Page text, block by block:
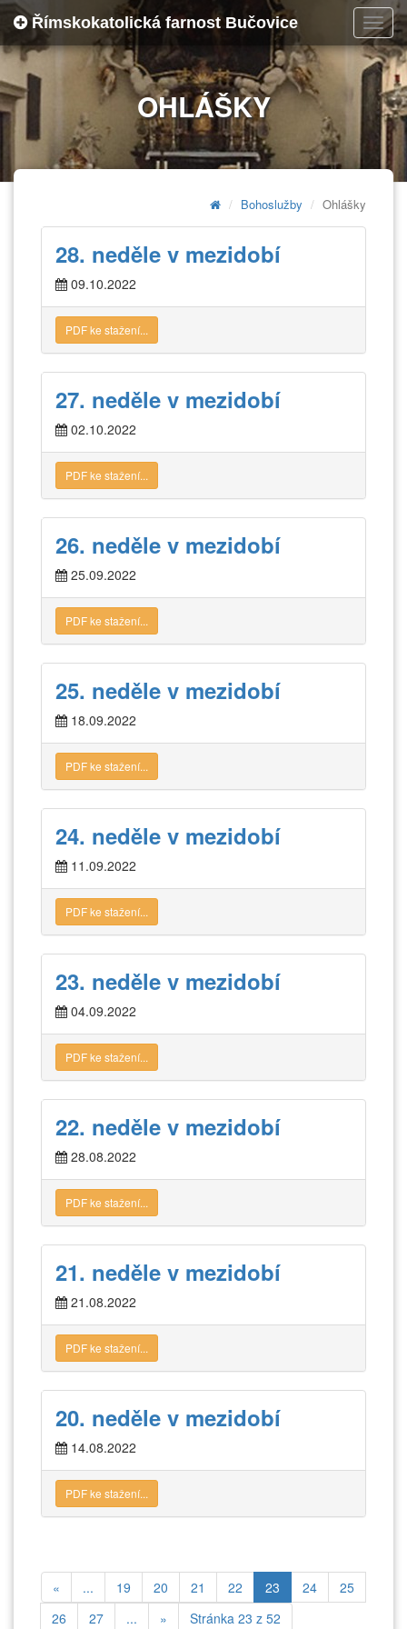
Římskokatolická farnost Bučovice
OHLÁŠKY
Bohoslužby Ohlášky
28. neděle v mezidobí
09.10.2022
PDF ke stažení...
27. neděle v mezidobí
02.10.2022
PDF ke stažení...
26. neděle v mezidobí
25.09.2022
PDF ke stažení...
25. neděle v mezidobí
18.09.2022
PDF ke stažení...
24. neděle v mezidobí
11.09.2022
PDF ke stažení...
23. neděle v mezidobí
04.09.2022
PDF ke stažení...
22. neděle v mezidobí
28.08.2022
PDF ke stažení...
21. neděle v mezidobí
21.08.2022
PDF ke stažení...
20. neděle v mezidobí
14.08.2022
PDF ke stažení...
« ... 19 20 21 22 23 24
25
26
27 ... » Stránka 23 z 52